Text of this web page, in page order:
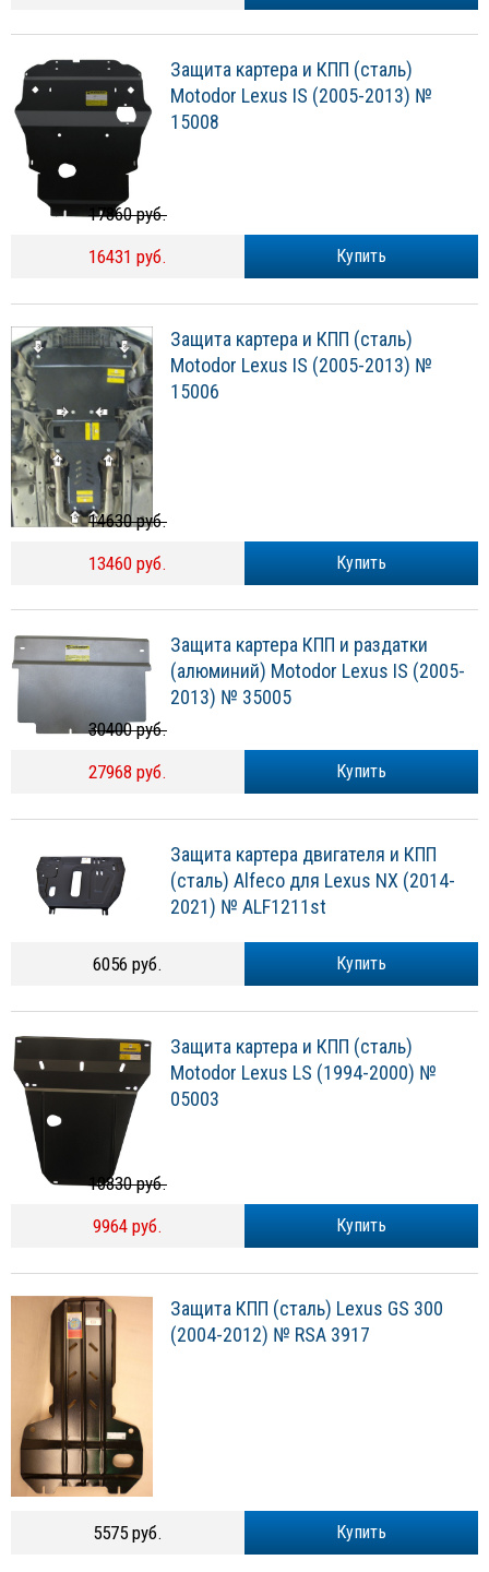
Защита картера и КПП (сталь)
Motodor Lexus IS (2005-2013) №
15008
Купить
17860 руб.
16431 руб.
Защита картера и КПП (сталь)
Motodor Lexus IS (2005-2013) №
15006
Купить
14630 руб.
13460 руб.
Защита картера КПП и раздатки
(алюминий) Motodor Lexus IS (2005-
2013) № 35005
Купить
30400 руб.
27968 руб.
Защита картера двигателя и КПП
(сталь) Alfeco для Lexus NX (2014-
2021) № ALF1211st
Купить
6056 руб.
Защита картера и КПП (сталь)
Motodor Lexus LS (1994-2000) №
05003
Купить
10830 руб.
9964 руб.
Защита КПП (сталь) Lexus GS 300
(2004-2012) № RSA 3917
Купить
5575 руб.